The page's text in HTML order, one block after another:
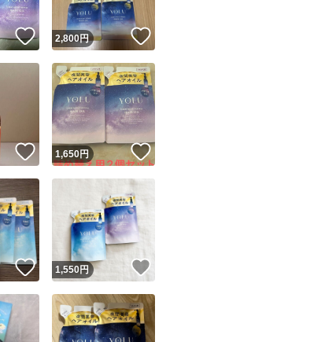
いいね！
2,800円
いいね！
1,650円 いいね！
いいね！
1,550円